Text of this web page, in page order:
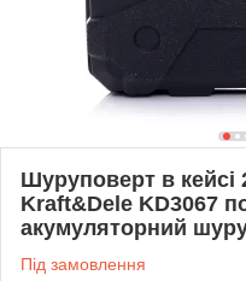
Шуруповерт в кейсі
Kraft&Dele KD3067
акумуляторний
Під замовлення